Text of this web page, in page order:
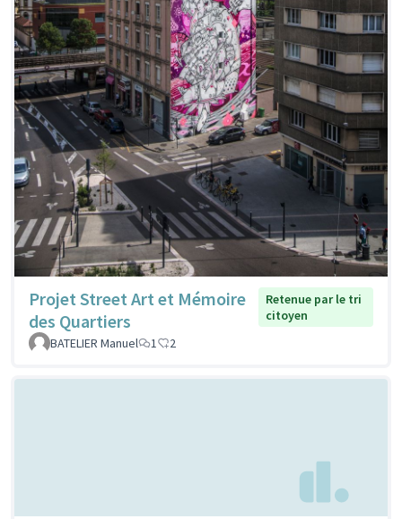
Projet Street Art et Mémoire
des Quartiers
Retenue par le tri
citoyen
BATELIER Manuel
1 2